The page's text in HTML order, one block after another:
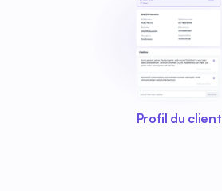
Profil du client